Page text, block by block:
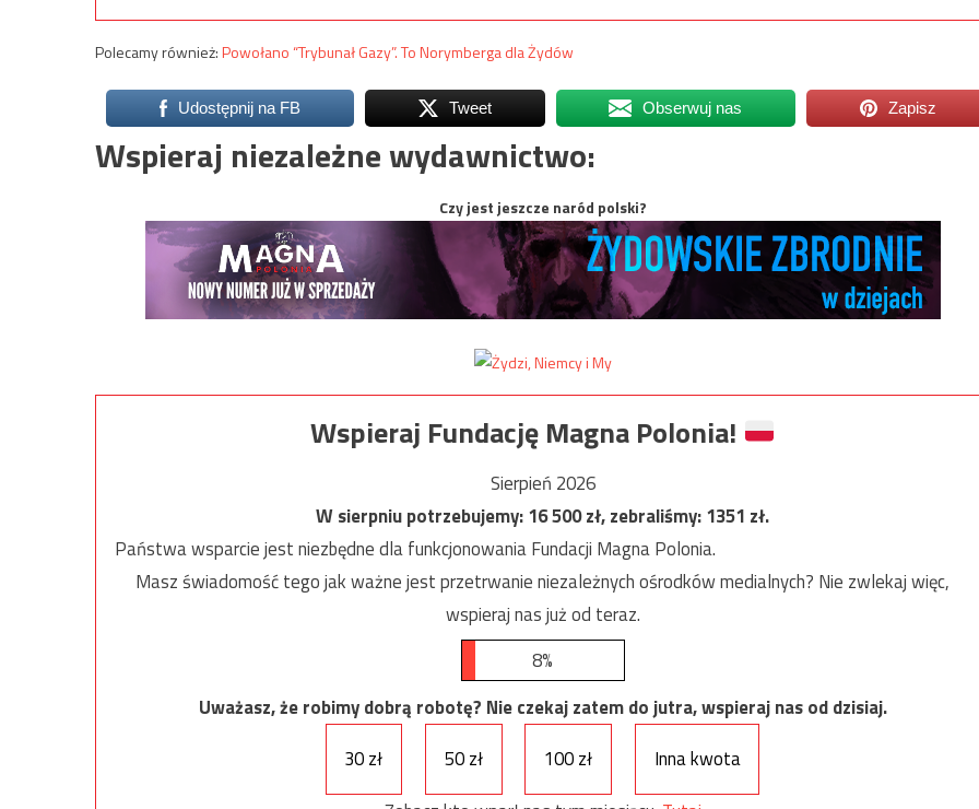
Polecamy również:Powołano “Trybunał Gazy”. To Norymberga dla Żydów
Udostępnij na FB Tweet Obserwuj nas Zapisz
Wspieraj niezależne wydawnictwo:
Czy jest jeszcze naród polski?
Wspieraj Fundację Magna Polonia!
Sierpień 2026
W sierpniu potrzebujemy:16 500zł, zebraliśmy:1351 zł.
Państwa wsparcie jest niezbędne dla funkcjonowania Fundacji Magna Polonia.
Masz świadomość tego jak ważne jest przetrwanie niezależnych ośrodków medialnych? Nie zwlekaj więc,
wspieraj nas już od teraz.
8%
Uważasz, że robimy dobrą robotę? Nie czekaj zatem do jutra, wspieraj nas od dzisiaj.
30 zł
50 zł 100 zł
Inna kwota